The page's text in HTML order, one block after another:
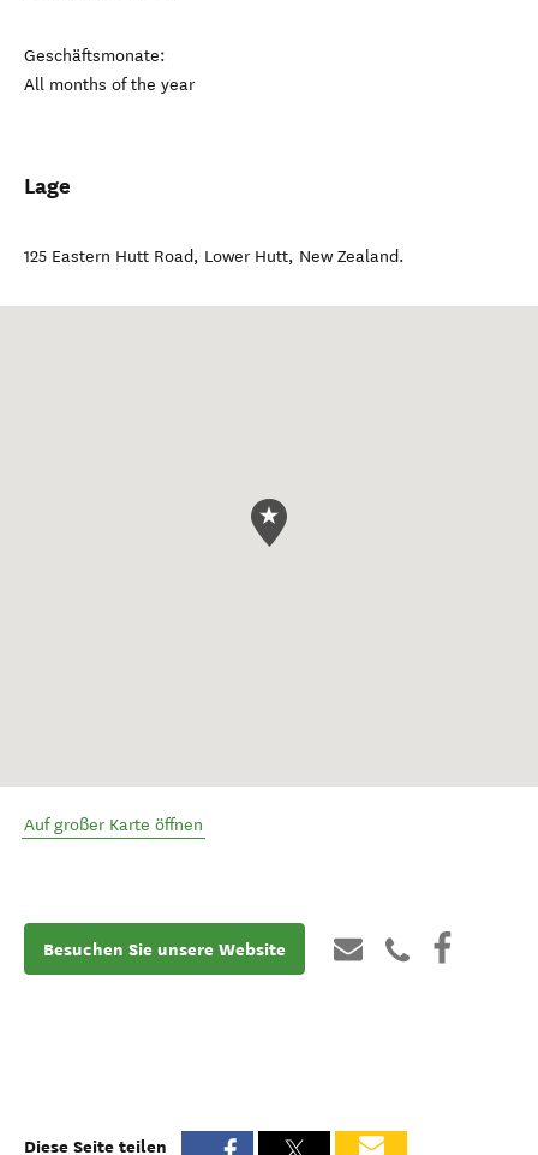
Geschäftsmonate:
All months of the year
Lage
125 Eastern Hutt Road, Lower Hutt, New Zealand.
Auf großer Karte öffnen
Besuchen Sie unsere Website
Diese Seite teilen